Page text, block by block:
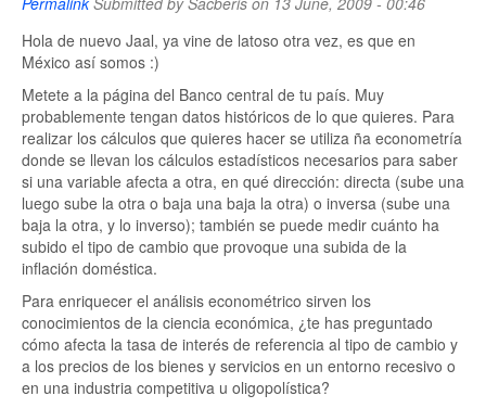
Hola de nuevo Jaal, ya vine de latoso otra vez, es que en
México así somos :)
Metete a la página del Banco central de tu país. Muy
probablemente tengan datos históricos de lo que quieres. Para
realizar los cálculos que quieres hacer se utiliza ña econometría
donde se llevan los cálculos estadísticos necesarios para saber
si una variable afecta a otra, en qué dirección: directa (sube una
luego sube la otra o baja una baja la otra) o inversa (sube una
baja la otra, y lo inverso); también se puede medir cuánto ha
subido el tipo de cambio que provoque una subida de la
inflación doméstica.
Para enriquecer el análisis econométrico sirven los
conocimientos de la ciencia económica, ¿te has preguntado
cómo afecta la tasa de interés de referencia al tipo de cambio y
a los precios de los bienes y servicios en un entorno recesivo o
en una industria competitiva u oligopolística?